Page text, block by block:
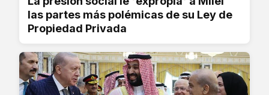
las partes más polémicas de su Ley de
Propiedad Privada